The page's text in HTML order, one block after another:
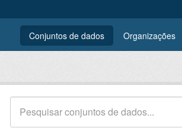
Conjuntos de dados Organizações